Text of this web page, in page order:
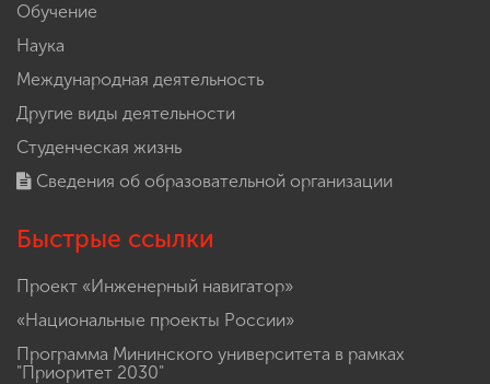
Обучение
Наука
Международная деятельность
Другие виды деятельности
Студенческая жизнь
Сведения об образовательной организации
Быстрые ссылки
Проект «Инженерный навигатор»
«Национальные проекты России»
Программа Мининского университета в рамках
"Приоритет 2030"